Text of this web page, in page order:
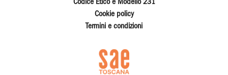
Codice Etico e Modello 231
Cookie policy
Termini e condizioni